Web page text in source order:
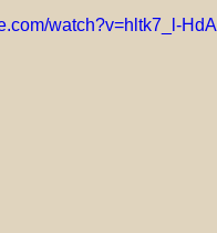
watch?v=hltk7_l-HdA